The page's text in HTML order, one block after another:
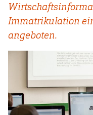
Immatrikulation
angeboten.